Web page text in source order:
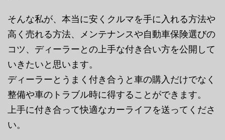
そんな私が、本当に安くクルマを手に入れる方法や
高く売れる方法、メンテナンスや自動車保険選びの
コツ、ディーラーとの上手な付き合い方を公開して
いきたいと思います。
ディーラーとうまく付き合うと車の購入だけでなく
整備や車のトラブル時に得することができます。
上手に付き合って快適なカーライフを送ってくださ
い。